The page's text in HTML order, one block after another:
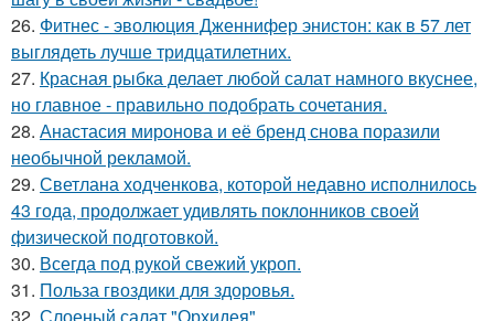
26. Фитнес - эволюция Дженнифер энистон: как в 57 лет
выглядеть лучше тридцатилетних.
27. Красная рыбка делает любой салат намного вкуснее,
но главное - правильно подобрать сочетания.
28. Анастасия миронова и её бренд снова поразили
необычной рекламой.
29. Светлана ходченкова, которой недавно исполнилось
43 года, продолжает удивлять поклонников своей
физической подготовкой.
30. Всегда под рукой свежий укроп.
31. Польза гвоздики для здоровья.